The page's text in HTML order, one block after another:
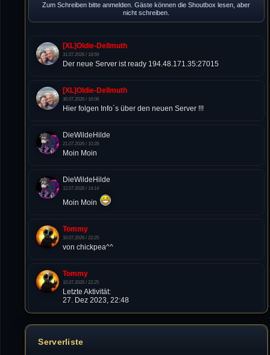
Zum Schreiben bitte anmelden. Gäste können die Shoutbox lesen, aber
nicht schreiben.
[XL]Oldie-Dellmuth
31.07.2026 / 18:59
Der neue Server ist ready 194.48.171.35:27015
[XL]Oldie-Dellmuth
30.07.2026 / 16:08
Hier folgen Info´s über den neuen Server !!!
DieWildeHilde
21.07.2026 / 10:28
Moin Moin
DieWildeHilde
12.07.2026 / 14:14
Moin Moin
Tommy
10.07.2026 / 22:25
von chickpea^^
Tommy
10.07.2026 / 22:25
Letzte Aktivität:
27. Dez 2023, 22:48
DieWildeHilde
Serverliste